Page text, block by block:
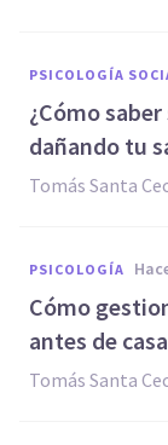
PSICOLOGÍA
¿Cómo
dañando tu
Tomás Santa
PSICOLOGÍA
Cómo
antes de
Tomás Santa